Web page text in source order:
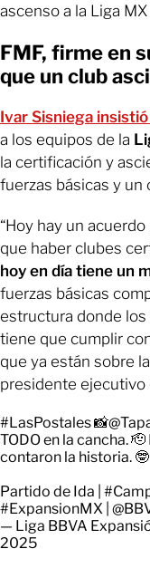
ascenso a la Liga
FMF, firme en
que un club
Ivar Sisniega
a los equipos de la
la certificación y
fuerzas básicas y
“Hoy hay un
que haber clubes
hoy en día tiene un
fuerzas básicas
estructura donde los
tiene que cumplir
que ya están sobre
presidente ejecutivo
#LasPostales📸
TODO en la cancha.
contaron la historia. 🤓
Partido de Ida |
#ExpansionMX
— Liga BBVA
2025